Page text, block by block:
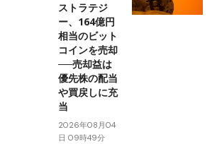
ストラテジ
ー、164億円
相当のビット
コインを売却
──売却益は
優先株の配当
や買戻しに充
当
2026年08月04
日 09時49分